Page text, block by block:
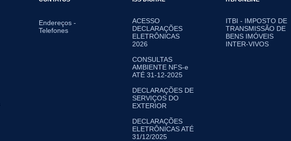
Endereços -
Telefones
ACESSO
DECLARAÇÕES
ELETRÔNICAS
2026
CONSULTAS
AMBIENTE NFS-e
ATÉ 31-12-2025
DECLARAÇÕES DE
SERVIÇOS DO
EXTERIOR
DECLARAÇÕES
ELETRÔNICAS ATÉ
31/12/2025
ITBI - IMPOSTO DE
TRANSMISSÃO DE
BENS IMÓVEIS
INTER-VIVOS